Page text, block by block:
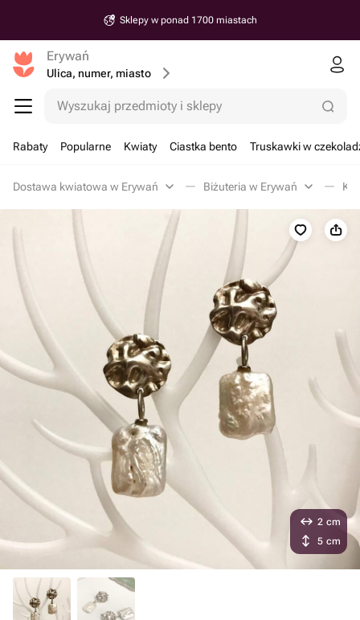
Sklepy w ponad 1700 miastach
Erywań
Ulica, numer, miasto
Wyszukaj przedmioty i sklepy
Rabaty Popularne Kwiaty Ciastka bento Truskawki w
Dostawa kwiatowa w Erywań Biżuteria w Erywań
2 cm
5 cm